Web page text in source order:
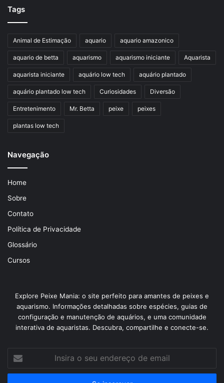
Tags
Animal de Estimação aquario aquario amazonico
aquario de betta aquarismo aquarismo iniciante Aquarista
aquarista iniciante aquário low tech aquário plantado
aquário plantado low tech Curiosidades Diversão
Entretenimento Mr. Betta peixe peixes
plantas low tech
Navegação
Home
Sobre
Contato
Política de Privacidade
Glossário
Cursos
Explore Peixe Mania: o site perfeito para amantes de peixes e
aquarismo. Informações detalhadas sobre espécies, guias de
configuração e manutenção de aquários, e uma comunidade
interativa de aquaristas. Descubra, compartilhe e conecte-se.
seu